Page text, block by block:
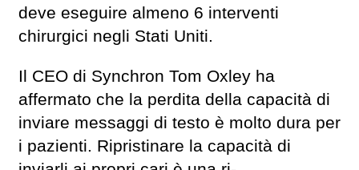
deve eseguire almeno 6 interventi
chirurgici negli Stati Uniti.
Il CEO di Synchron Tom Oxley ha
affermato che la perdita della capacità di
inviare messaggi di testo è molto dura per
i pazienti. Ripristinare la capacità di